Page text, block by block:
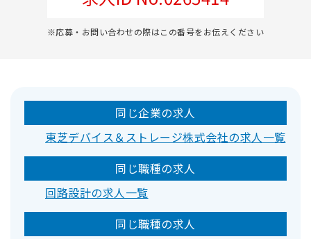
※応募・お問い合わせの際はこの番号をお伝えください
同じ企業の求人
東芝デバイス＆ストレージ株式会社の求人一覧
同じ職種の求人
回路設計の求人一覧
同じ職種の求人